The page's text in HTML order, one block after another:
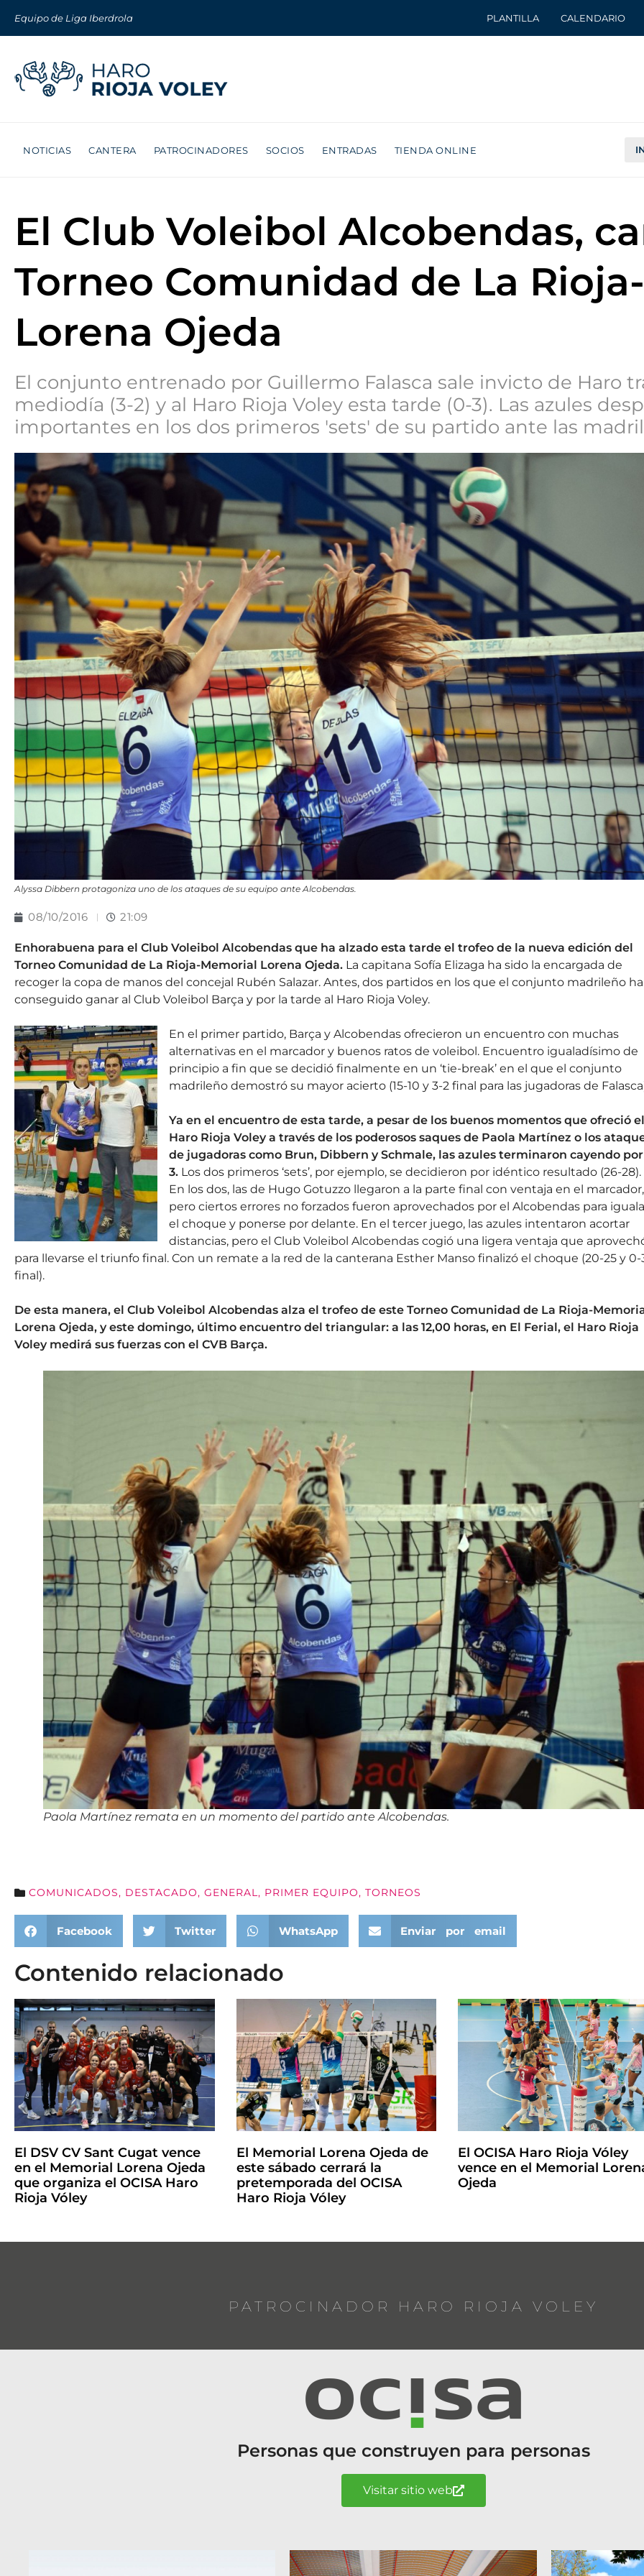
Equipo de Liga Iberdrola PLANTILLA CALENDARIO
NOTICIAS CANTERA PATROCINADORES SOCIOS ENTRADAS TIENDA ONLINE
El Club Voleibol Alcobendas,
Torneo Comunidad de La
Lorena Ojeda
El conjunto entrenado por Guillermo Falasca sale invicto de Haro
mediodía (3-2) y al Haro Rioja Voley esta tarde (0-3). Las azules
importantes en los dos primeros 'sets' de su partido ante las
Alyssa Dibbern protagoniza uno de los ataques de su equipo ante Alcobendas.
08/10/2016 21:09
Enhorabuena para el Club Voleibol Alcobendas que ha alzado esta tarde el trofeo de la nueva edición del
Torneo Comunidad de La Rioja-Memorial Lorena Ojeda. La capitana Sofía Elizaga ha sido la encargada de
recoger la copa de manos del concejal Rubén Salazar. Antes, dos partidos en los que el conjunto madrileño ha
conseguido ganar al Club Voleibol Barça y por la tarde al Haro Rioja Voley.
En el primer partido, Barça y Alcobendas ofrecieron un encuentro con muchas
alternativas en el marcador y buenos ratos de voleibol. Encuentro igualadísimo de
principio a fin que se decidió finalmente en un ‘tie-break’ en el que el conjunto
madrileño demostró su mayor acierto (15-10 y 3-2 final para las jugadoras de
Ya en el encuentro de esta tarde, a pesar de los buenos momentos que ofreció el
Haro Rioja Voley a través de los poderosos saques de Paola Martínez o los
de jugadoras como Brun, Dibbern y Schmale, las azules terminaron cayendo
3. Los dos primeros ‘sets’, por ejemplo, se decidieron por idéntico resultado (26-28).
En los dos, las de Hugo Gotuzzo llegaron a la parte final con ventaja en el marcador,
pero ciertos errores no forzados fueron aprovechados por el Alcobendas para
el choque y ponerse por delante. En el tercer juego, las azules intentaron acortar
distancias, pero el Club Voleibol Alcobendas cogió una ligera ventaja que
para llevarse el triunfo final. Con un remate a la red de la canterana Esther Manso finalizó el choque (20-25 y 0-
final).
De esta manera, el Club Voleibol Alcobendas alza el trofeo de este Torneo Comunidad de La Rioja-
Lorena Ojeda, y este domingo, último encuentro del triangular: a las 12,00 horas, en El Ferial, el Haro Rioja
Voley medirá sus fuerzas con el CVB Barça.
Paola Martínez remata en un momento del partido ante Alcobendas.
COMUNICADOS, DESTACADO, GENERAL, PRIMER EQUIPO, TORNEOS
Facebook Twitter WhatsApp Enviar por email
Contenido relacionado
El DSV CV Sant Cugat vence
en el Memorial Lorena Ojeda
que organiza el OCISA Haro
Rioja Vóley
El Memorial Lorena Ojeda de
este sábado cerrará la
pretemporada del OCISA
Haro Rioja Vóley
El OCISA Haro Rioja Vóley
vence en el Memorial
Ojeda
PATROCINADOR HARO RIOJA VOLEY
Personas que construyen para personas
Visitar sitio web